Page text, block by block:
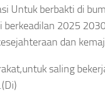
Untuk berbakti di
berkeadilan 2025
dan
saling